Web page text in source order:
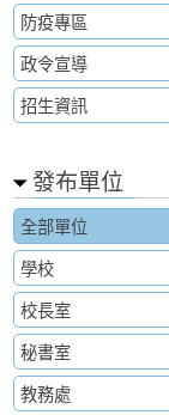
防疫專區
政令宣導
招生資訊
發布單位
全部單位
學校
校長室
秘書室
教務處